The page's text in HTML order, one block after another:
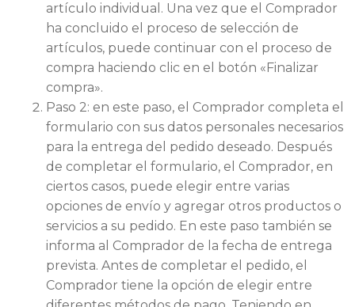
artículo individual. Una vez que el Comprador
ha concluido el proceso de selección de
artículos, puede continuar con el proceso de
compra haciendo clic en el botón «Finalizar
compra».
Paso 2: en este paso, el Comprador completa el
formulario con sus datos personales necesarios
para la entrega del pedido deseado. Después
de completar el formulario, el Comprador, en
ciertos casos, puede elegir entre varias
opciones de envío y agregar otros productos o
servicios a su pedido. En este paso también se
informa al Comprador de la fecha de entrega
prevista. Antes de completar el pedido, el
Comprador tiene la opción de elegir entre